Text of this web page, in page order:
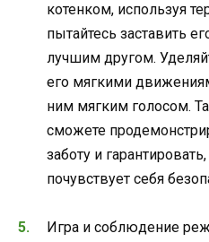
котенком, используя
пытайтесь заставить
лучшим другом.
его мягкими
ним мягким голосом.
сможете
заботу и
почувствует себя
Игра и соблюдение